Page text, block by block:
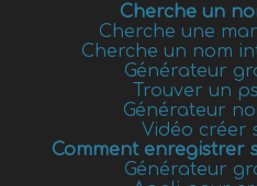
Cherche un
Cherche une
Cherche un nom
Générateur
Trouver un
Générateur
Vidéo créer
Comment enregistrer
Générateur